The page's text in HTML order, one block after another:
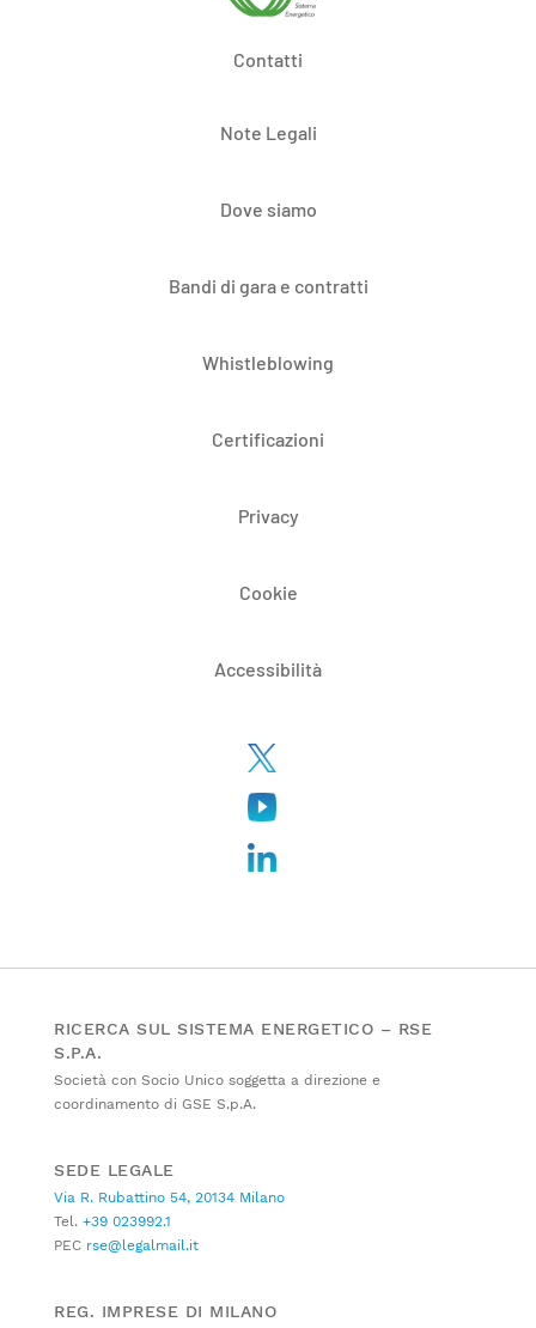
Contatti
Note Legali
Dove siamo
Bandi di gara e contratti
Whistleblowing
Certificazioni
Privacy
Cookie
Accessibilità
RICERCA SUL SISTEMA ENERGETICO – RSE
S.P.A.
Società con Socio Unico soggetta a direzione e
coordinamento di GSE S.p.A.
SEDE LEGALE
Via R. Rubattino 54, 20134 Milano
Tel. +39 023992.1
PEC rse@legalmail.it
REG. IMPRESE DI MILANO